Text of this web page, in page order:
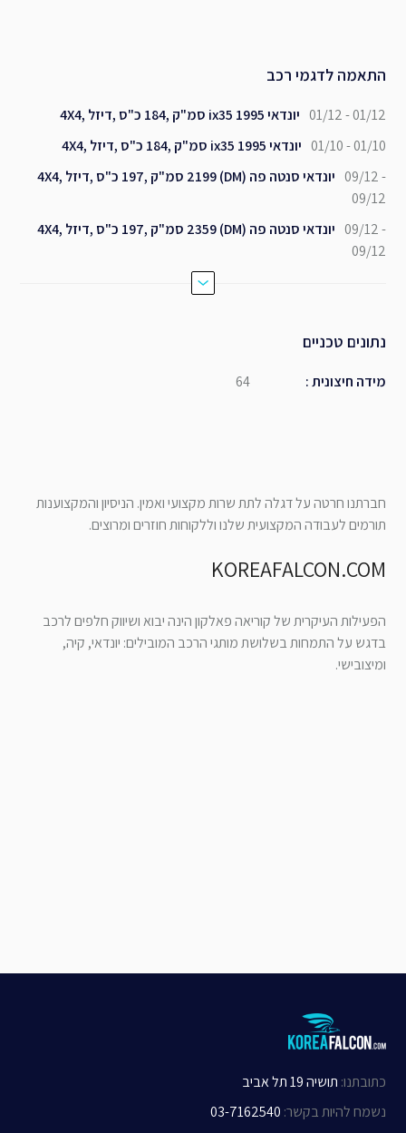
התאמה לדגמי רכב
יונדאי ix35 1995 סמ"ק ,184 כ"ס ,דיזל ,4X4 01/12 - 01/12
יונדאי ix35 1995 סמ"ק ,184 כ"ס ,דיזל ,4X4 01/10 - 01/10
יונדאי סנטה פה (DM) 2199 סמ"ק ,197 כ"ס ,דיזל ,4X4 09/12 -
09/12
יונדאי סנטה פה (DM) 2359 סמ"ק ,197 כ"ס ,דיזל ,4X4 09/12 -
09/12
נתונים טכניים
64 :מידה חיצונית
חברתנו חרטה על דגלה לתת שרות מקצועי ואמין. הניסיון והמקצוענות
תורמים לעבודה המקצועית שלנו וללקוחות חוזרים ומרוצים.
KOREAFALCON.COM
הפעילות העיקרית של קוריאה פאלקון הינה יבוא ושיווק חלפים לרכב
בדגש על התמחות בשלושת מותגי הרכב המובילים: יונדאי, קיה,
ומיצובישי.
תושיה 19 תל אביב :כתובתנו
03-7162540 :נשמח להיות בקשר